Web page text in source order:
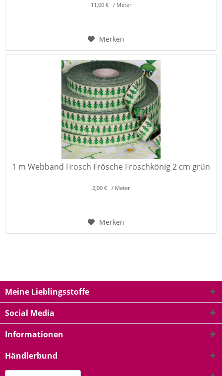
11,00 € / Meter
Merken
1 m Webband Frosch Frösche Froschkönig 2 cm grün
2,00 € / Meter
Merken
Meine Lieblingsstoffe
Social Media
Informationen
Händlerbund